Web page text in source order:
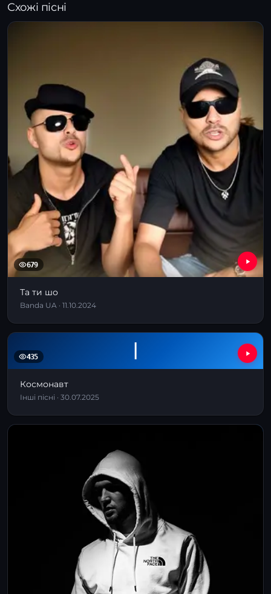
Схожі пісні
679
Та ти шо
Banda UA · 11.10.2024
І
435
Космонавт
Інші пісні · 30.07.2025